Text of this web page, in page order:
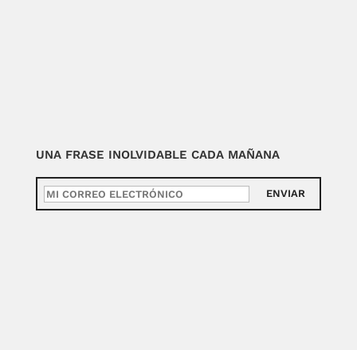
UNA FRASE INOLVIDABLE CADA MAÑANA
ENVIAR